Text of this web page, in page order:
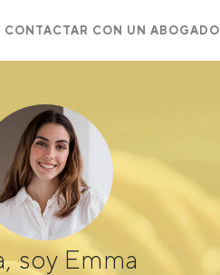
CONTACTAR CON UN ABOGADO
soy Emma